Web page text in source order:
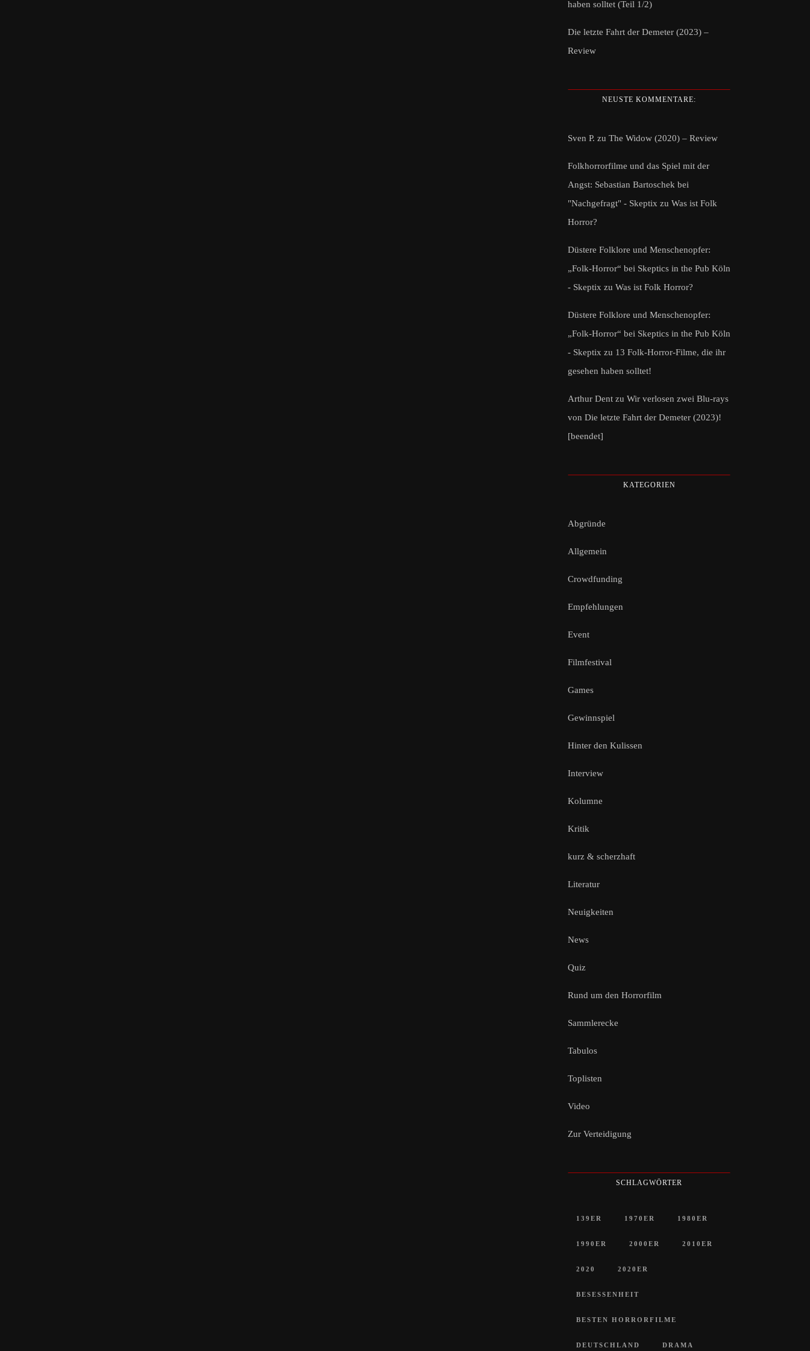
haben solltet (Teil 1/2)
Die letzte Fahrt der Demeter (2023) –
Review
NEUSTE KOMMENTARE:
Sven P. zu The Widow (2020) – Review
Folkhorrorfilme und das Spiel mit der
Angst: Sebastian Bartoschek bei
"Nachgefragt" - Skeptix zu Was ist Folk
Horror?
Düstere Folklore und Menschenopfer:
„Folk-Horror“ bei Skeptics in the Pub Köln
- Skeptix zu Was ist Folk Horror?
Düstere Folklore und Menschenopfer:
„Folk-Horror“ bei Skeptics in the Pub Köln
- Skeptix zu 13 Folk-Horror-Filme, die ihr
gesehen haben solltet!
Arthur Dent zu Wir verlosen zwei Blu-rays
von Die letzte Fahrt der Demeter (2023)!
[beendet]
KATEGORIEN
Abgründe
Allgemein
Crowdfunding
Empfehlungen
Event
Filmfestival
Games
Gewinnspiel
Hinter den Kulissen
Interview
Kolumne
Kritik
kurz & scherzhaft
Literatur
Neuigkeiten
News
Quiz
Rund um den Horrorfilm
Sammlerecke
Tabulos
Toplisten
Video
Zur Verteidigung
SCHLAGWÖRTER
139ER 1970ER 1980ER
1990ER 2000ER 2010ER
2020 2020ER
BESESSENHEIT
BESTEN HORRORFILME
DEUTSCHLAND DRAMA